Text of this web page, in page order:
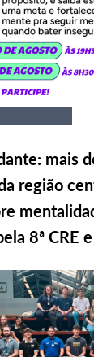
mais
região
8ª CRE